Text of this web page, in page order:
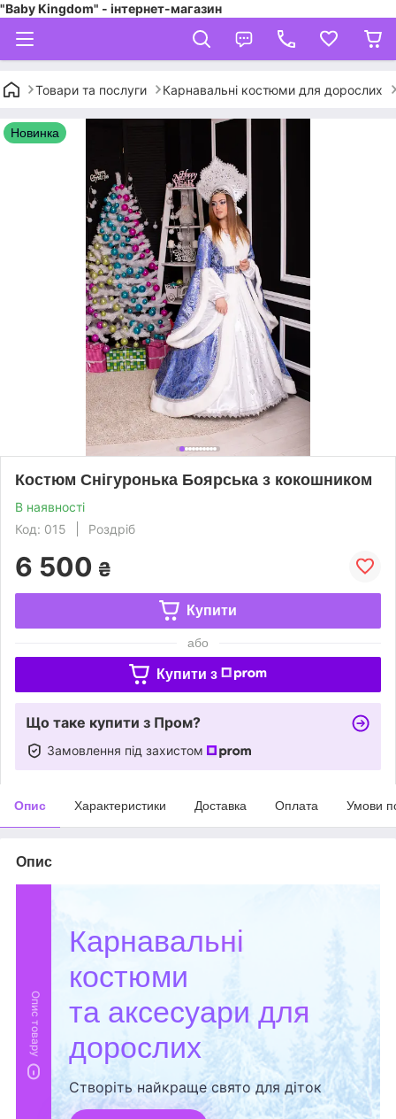
"Baby Kingdom" - інтернет-магазин
Товари та послуги Карнавальні костюми для дорослих
Новинка
Костюм Снігуронька Боярська з кокошником
В наявності
Код: 015
Роздріб
6 500 ₴
Купити
або
Купити з
Що таке купити з Пром?
Замовлення під захистом
Опис Характеристики Доставка Оплата Умови
Опис
Опис товару
Карнавальні
костюми
та аксесуари для
дорослих
Створіть найкраще свято для діток